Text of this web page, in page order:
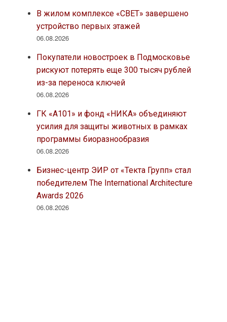
В жилом комплексе «СВЕТ» завершено
устройство первых этажей
06.08.2026
Покупатели новостроек в Подмосковье
рискуют потерять еще 300 тысяч рублей
из-за переноса ключей
06.08.2026
ГК «А101» и фонд «НИКА» объединяют
усилия для защиты животных в рамках
программы биоразнообразия
06.08.2026
Бизнес-центр ЭИР от «Текта Групп» стал
победителем The International Architecture
Awards 2026
06.08.2026